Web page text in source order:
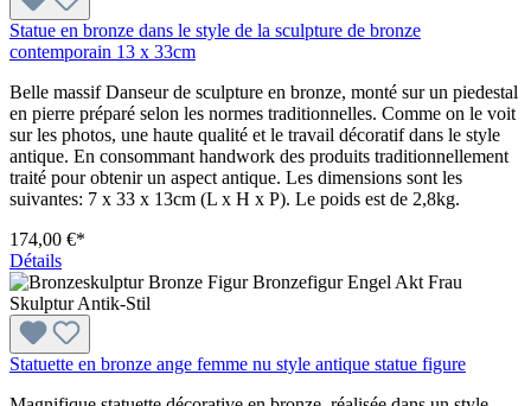
Statue en bronze dans le style de la sculpture de bronze
contemporain 13 x 33cm
Belle massif Danseur de sculpture en bronze, monté sur un piedestal
en pierre préparé selon les normes traditionnelles. Comme on le voit
sur les photos, une haute qualité et le travail décoratif dans le style
antique. En consommant handwork des produits traditionnellement
traité pour obtenir un aspect antique. Les dimensions sont les
suivantes: 7 x 33 x 13cm (L x H x P). Le poids est de 2,8kg.
174,00 €*
Détails
Statuette en bronze ange femme nu style antique statue figure